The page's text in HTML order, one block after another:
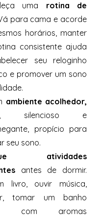
uma rotina de
para cama e acorde
horários, manter
consistente ajuda
seu reloginho
e promover um sono
ambiente acolhedor,
silencioso e
propício para
seu sono.
atividades
antes de dormir.
livro, ouvir música,
tomar um banho
com aromas